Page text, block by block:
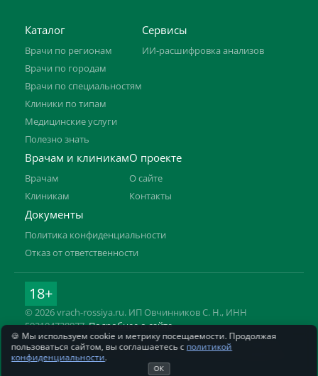
Каталог
Врачи по регионам
Врачи по городам
Врачи по специальностям
Клиники по типам
Медицинские услуги
Полезно знать
Сервисы
ИИ-расшифровка анализов
Врачам и клиникам
Врачам
Клиникам
О проекте
О сайте
Контакты
Документы
Политика конфиденциальности
Отказ от ответственности
18+
© 2026 vrach-rossiya.ru. ИП Овчинников С. Н., ИНН
592104728977.Подробнее о сайте
Информация на сайте не заменяет приём врача. Имеются
противопоказания, необходима консультация специалиста.
🍪 Мы используем cookie и метрику посещаемости. Продолжая
пользоваться сайтом, вы соглашаетесь с политикой
конфиденциальности.
ОК